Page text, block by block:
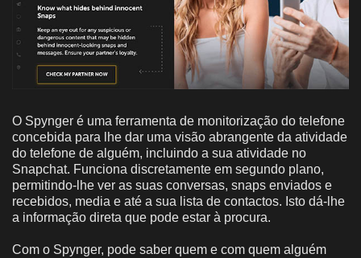
O Spynger é uma ferramenta de monitorização do telefone
concebida para lhe dar uma visão abrangente da atividade
do telefone de alguém, incluindo a sua atividade no
Snapchat. Funciona discretamente em segundo plano,
permitindo-lhe ver as suas conversas, snaps enviados e
recebidos, media e até a sua lista de contactos. Isto dá-lhe
a informação direta que pode estar à procura.
Com o Spynger, pode saber quem e com quem alguém